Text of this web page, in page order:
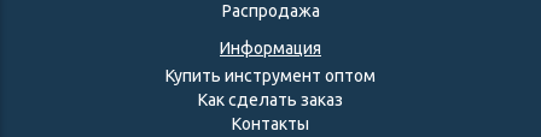
Распродажа
Информация
Купить инструмент оптом
Как сделать заказ
Контакты